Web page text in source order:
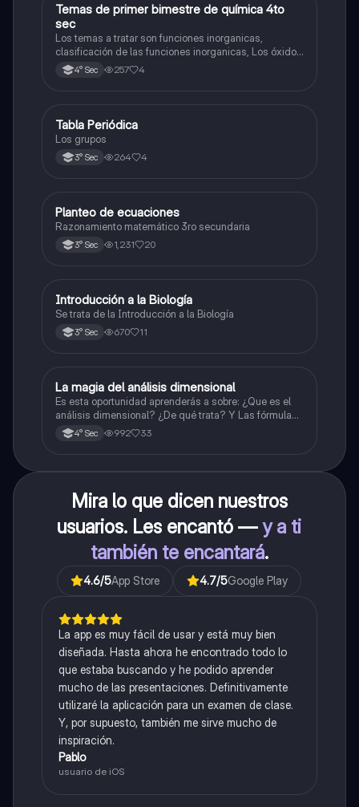
Química
Temas de primer bimestre de química 4to
sec
Los temas a tratar son funciones inorganicas,
clasificación de las funciones inorganicas, Los óxidos
y los óxidos ácidos
4° Sec 257 4
Química
Tabla Periódica
Los grupos
3° Sec 264 4
Matemáticas
Planteo de ecuaciones
Razonamiento matemático 3ro secundaria
3° Sec 1,231 20
Biología
Introducción a la Biología
Se trata de la Introducción a la Biología
3° Sec 670 11
Física
La magia del análisis dimensional
Es esta oportunidad aprenderás a sobre: ¿Que es el
análisis dimensional? ¿De qué trata? Y Las fórmulas
de las magnitudes fundamentales y derivadas.
4° Sec 992 33
Mira lo que dicen nuestros
usuarios. Les encantó —y a ti
también te encantará.
4.6/5App Store 4.7/5Google Play
La app es muy fácil de usar y está muy bien
diseñada. Hasta ahora he encontrado todo lo
que estaba buscando y he podido aprender
mucho de las presentaciones. Definitivamente
utilizaré la aplicación para un examen de clase.
Y, por supuesto, también me sirve mucho de
inspiración.
Pablo
usuario de iOS